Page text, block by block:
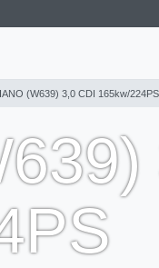
(W639) 3,0 CDI 165kw/224PS